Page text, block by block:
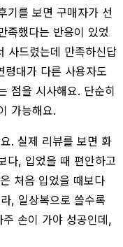
기를 보면 구매자가 선
족했다는 반응이 있었
사드렸는데 만족하신답
령대가 다른 사용자도
점을 시사해요. 단순히
가능해요.
. 실제 리뷰를 보면 화
다, 입었을 때 편안하고
처음 입었을 때보다
, 일상복으로 쓸수록
손이 가야 성공인데,